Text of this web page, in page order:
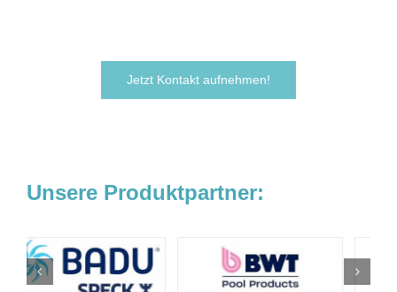
Jetzt Kontakt aufnehmen!
Unsere Produktpartner: